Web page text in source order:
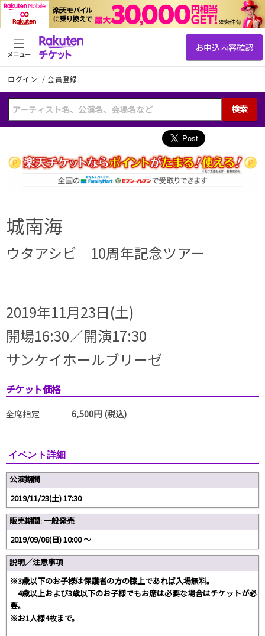
ログイン /会員登録
検索
メニュー
城南海
ウタアシビ 10周年記念ツアー
2019年11月23日(土)
開場16:30／開演17:30
サンケイホールブリーゼ
チケット価格
全席指定 6,500円 (税込)
イベント詳細
公演期間
2019/11/23(土) 17:30
販売期間: 一般発売
2019/09/08(日) 10:00 〜
説明／注意事項
※3歳以下のお子様は保護者の方の膝上であれば入場無料。
4歳以上および3歳以下のお子様でもお席は必要な場合はチケットが必
要。
※お1人様4枚まで。